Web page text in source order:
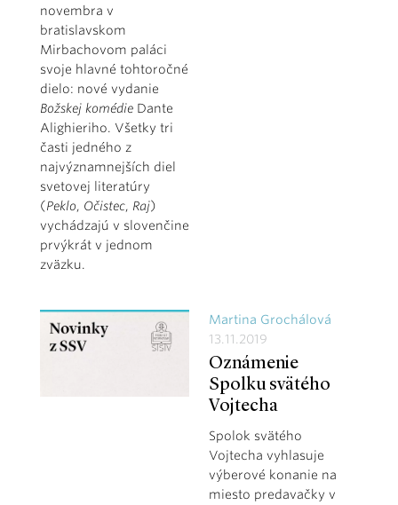
novembra v
bratislavskom
Mirbachovom paláci
svoje hlavné tohtoročné
dielo: nové vydanie
Božskej komédie Dante
Alighieriho. Všetky tri
časti jedného z
najvýznamnejších diel
svetovej literatúry
(Peklo, Očistec, Raj)
vychádzajú v slovenčine
prvýkrát v jednom
zväzku.
Martina Grochálová
13.11.2019
Oznámenie
Spolku svätého
Vojtecha
Spolok svätého
Vojtecha vyhlasuje
výberové konanie na
miesto predavačky v